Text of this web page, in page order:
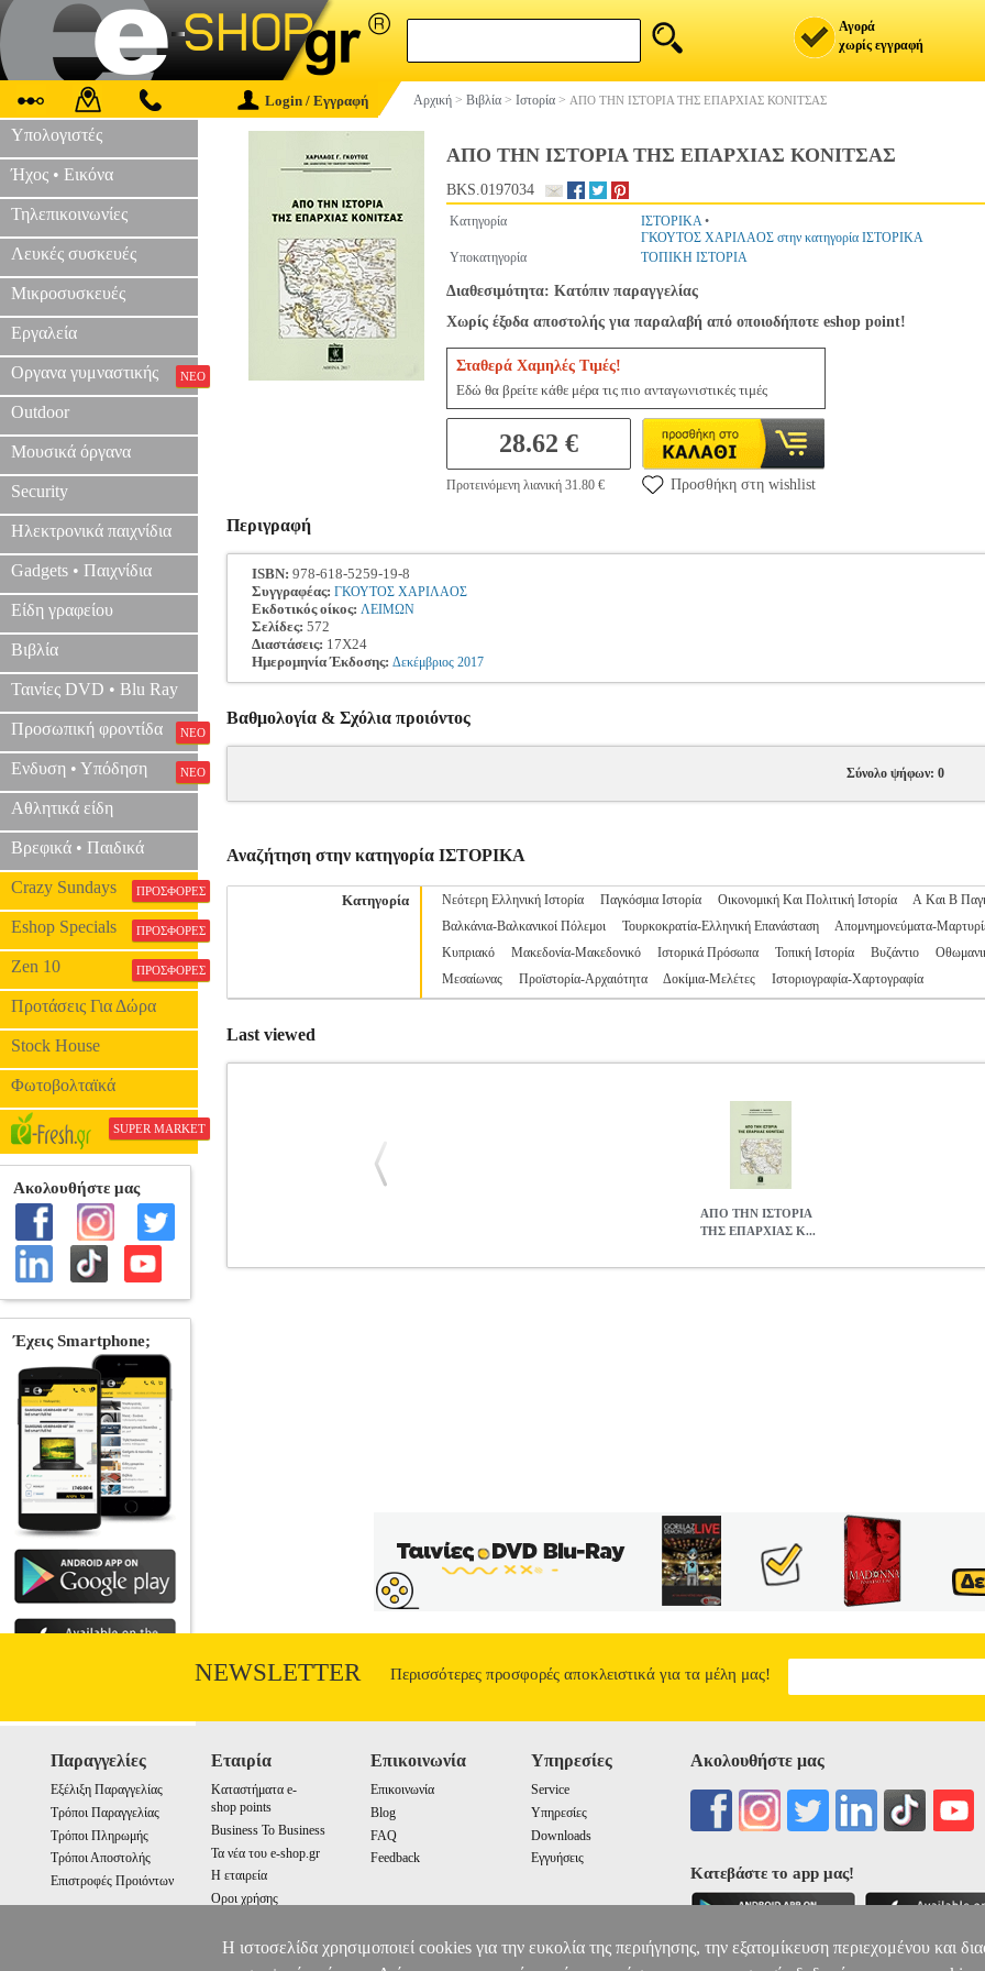
Αγορά
χωρίς εγγραφή
Login / Εγγραφή Αρχική > Βιβλία > Ιστορία > ΑΠΟ ΤΗΝ ΙΣΤΟΡΙΑ ΤΗΣ ΕΠΑΡΧΙΑΣ ΚΟΝΙΤΣΑΣ
Υπολογιστές
Ήχος • Εικόνα
Τηλεπικοινωνίες
Λευκές συσκευές
Μικροσυσκευές
Εργαλεία
Οργανα γυμναστικής ΝΕΟ
Outdoor
Μουσικά όργανα
Security
Ηλεκτρονικά παιχνίδια
Gadgets • Παιχνίδια
Είδη γραφείου
Βιβλία
Ταινίες DVD • Blu Ray
Προσωπική φροντίδα ΝΕΟ
Ενδυση • Υπόδηση ΝΕΟ
Αθλητικά είδη
Βρεφικά • Παιδικά
Crazy Sundays ΠΡΟΣΦΟΡΕΣ
Eshop Specials ΠΡΟΣΦΟΡΕΣ
Zen 10 ΠΡΟΣΦΟΡΕΣ
Προτάσεις Για Δώρα
Stock House
Φωτοβολταϊκά
SUPER MARKET
ΑΠΟ ΤΗΝ ΙΣΤΟΡΙΑ ΤΗΣ ΕΠΑΡΧΙΑΣ ΚΟΝΙΤΣΑΣ
BKS.0197034
Κατηγορία ΙΣΤΟΡΙΚΑ•
ΓΚΟΥΤΟΣ ΧΑΡΙΛΑΟΣ στην κατηγορία ΙΣΤΟΡΙΚΑ
Υποκατηγορία
ΤΟΠΙΚΗ ΙΣΤΟΡΙΑ
Διαθεσιμότητα: Κατόπιν παραγγελίας
Χωρίς έξοδα αποστολής για παραλαβή από οποιοδήποτε eshop point!
Σταθερά Χαμηλές Τιμές!
Εδώ θα βρείτε κάθε μέρα τις πιο ανταγωνιστικές τιμές
28.62 €
Προτεινόμενη λιανική 31.80 € Προσθήκη στη wishlist
Περιγραφή
ISBN: 978-618-5259-19-8
Συγγραφέας: ΓΚΟΥΤΟΣ ΧΑΡΙΛΑΟΣ
Εκδοτικός οίκος: ΛΕΙΜΩΝ
Σελίδες: 572
Διαστάσεις: 17Χ24
Ημερομηνία Έκδοσης: Δεκέμβριος 2017
Βαθμολογία & Σχόλια προιόντος
Σύνολο ψήφων: 0
Αναζήτηση στην κατηγορία ΙΣΤΟΡΙΚΑ
Κατηγορία Νεότερη Ελληνική Ιστορία Παγκόσμια Ιστορία Οικονομική Και Πολιτική Ιστορία Α Και Β
Βαλκάνια-Βαλκανικοί Πόλεμοι
Τουρκοκρατία-Ελληνική Επανάσταση Απομνημονεύματα-
Κυπριακό
Μακεδονία-Μακεδονικό Ιστορικά Πρόσωπα Τοπική Ιστορία Βυζάντιο
Μεσαίωνας
Προϊστορία-Αρχαιότητα Δοκίμια-Μελέτες Ιστοριογραφία-Χαρτογραφία
Last viewed
ΑΠΟ ΤΗΝ ΙΣΤΟΡΙΑ
ΤΗΣ ΕΠΑΡΧΙΑΣ Κ...
NEWSLETTER Περισσότερες προσφορές αποκλειστικά για τα μέλη μας!
Παραγγελίες
Εξέλιξη Παραγγελίας
Τρόποι Παραγγελίας
Τρόποι Πληρωμής
Τρόποι Αποστολής
Επιστροφές Προιόντων
Εταιρία
Καταστήματα e-
shop points
Business To Business
Τα νέα του e-shop.gr
Η εταιρεία
Οροι χρήσης
Επικοινωνία
Επικοινωνία
Blog
FAQ
Feedback
Υπηρεσίες
Service
Υπηρεσίες
Downloads
Εγγυήσεις
Ακολουθήστε μας
Κατεβάστε το app μας!
Η ιστοσελίδα χρησιμοποιεί cookies για την ευκολία της περιήγησης, την εξατομίκευση περιεχομένου και